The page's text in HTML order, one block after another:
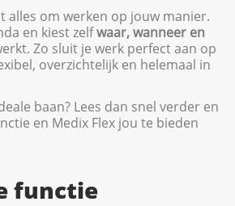
alles om werken op jouw manier.
en kiest zelfwaar, wanneer en
Zo sluit je werk perfect aan op
overzichtelijk en helemaal in
baan? Lees dan snel verder en
en Medix Flex jou te bieden
functie